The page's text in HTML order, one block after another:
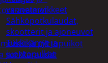
vannetarvikkeet
Sähköpotkulaudat,
skootterit ja ajoneuvot
Tukkikärryt ja
juontopulkat
avaimet
ja piirtopuikot
sorkkaraudat